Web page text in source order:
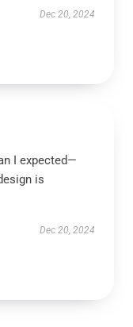
Dec 20, 2024
I expected—
is
Dec 20, 2024